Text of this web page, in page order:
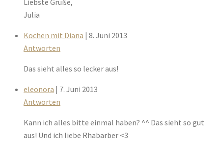
Liebste Grüße,
Julia
Kochen mit Diana | 8. Juni 2013
Antworten
Das sieht alles so lecker aus!
eleonora | 7. Juni 2013
Antworten
Kann ich alles bitte einmal haben? ^^ Das sieht so gut
aus! Und ich liebe Rhabarber <3